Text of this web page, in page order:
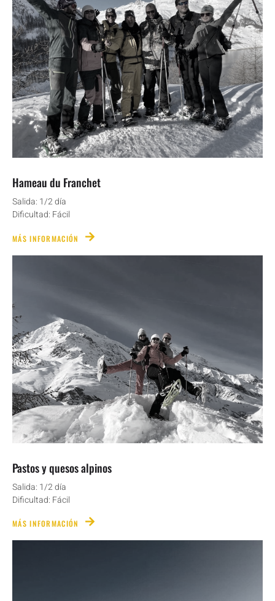
Hameau du Franchet
Salida: 1/2 día
Dificultad: Fácil
MÁS INFORMACIÓN
Pastos y quesos alpinos
Salida: 1/2 día
Dificultad: Fácil
MÁS INFORMACIÓN